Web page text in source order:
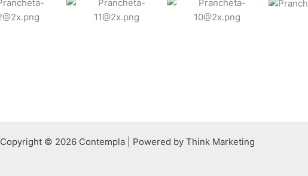
Copyright © 2026 Contempla | Powered by Think Marketing